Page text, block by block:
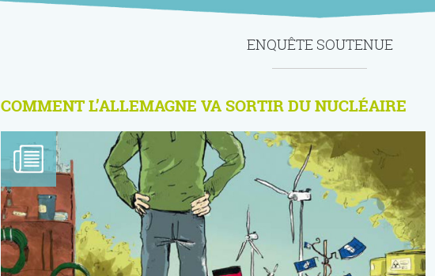
ENQUÊTE SOUTENUE
COMMENT L’ALLEMAGNE VA SORTIR DU NUCLÉAIRE